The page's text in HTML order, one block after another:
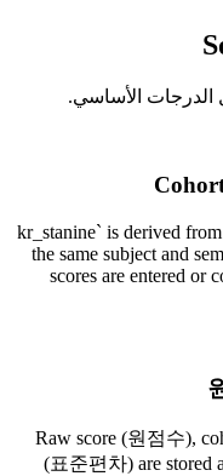
الأساسي.
`kr_stanine` is derived
the same subject and
scores are entered or
Raw score (원점수),
(표준편차) are stored